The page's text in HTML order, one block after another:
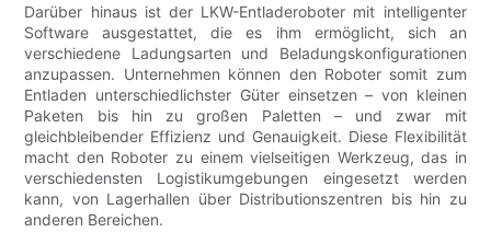
Darüber hinaus ist der LKW-Entladeroboter mit intelligenter
Software ausgestattet, die es ihm ermöglicht, sich an
verschiedene Ladungsarten und Beladungskonfigurationen
anzupassen. Unternehmen können den Roboter somit zum
Entladen unterschiedlichster Güter einsetzen – von kleinen
Paketen bis hin zu großen Paletten – und zwar mit
gleichbleibender Effizienz und Genauigkeit. Diese Flexibilität
macht den Roboter zu einem vielseitigen Werkzeug, das in
verschiedensten Logistikumgebungen eingesetzt werden
kann, von Lagerhallen über Distributionszentren bis hin zu
anderen Bereichen.